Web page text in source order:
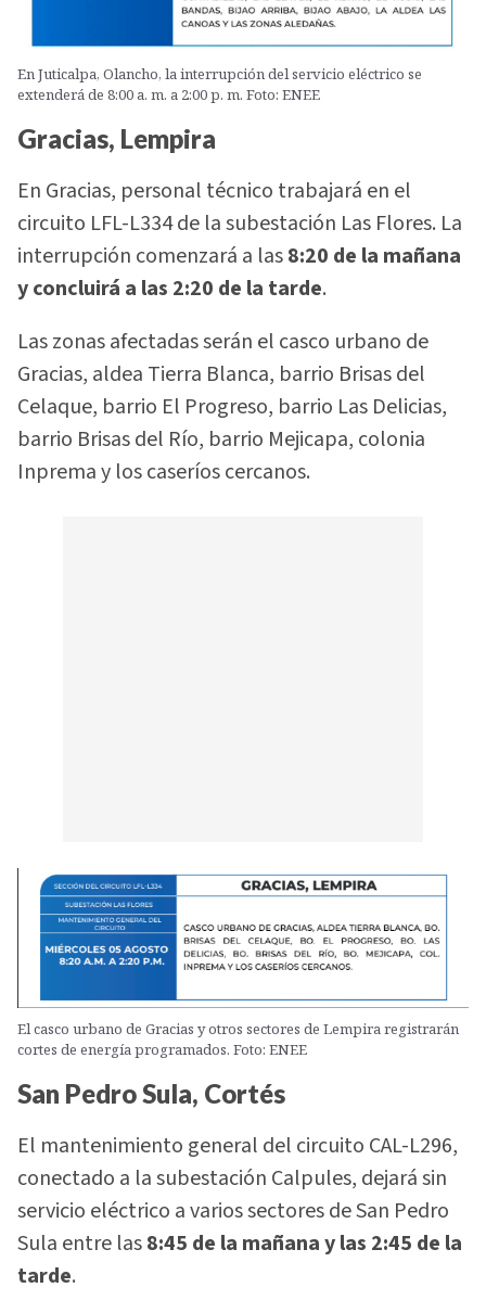
En Juticalpa, Olancho, la interrupción del servicio eléctrico se
extenderá de 8:00 a. m. a 2:00 p. m. Foto: ENEE
Gracias, Lempira
En Gracias, personal técnico trabajará en el
circuito LFL-L334 de la subestación Las Flores. La
interrupción comenzará a las8:20 de la mañana
y concluirá a las 2:20 de la tarde.
Las zonas afectadas serán el casco urbano de
Gracias, aldea Tierra Blanca, barrio Brisas del
Celaque, barrio El Progreso, barrio Las Delicias,
barrio Brisas del Río, barrio Mejicapa, colonia
Inprema y los caseríos cercanos.
El casco urbano de Gracias y otros sectores de Lempira registrarán
cortes de energía programados. Foto: ENEE
San Pedro Sula, Cortés
El mantenimiento general del circuito CAL-L296,
conectado a la subestación Calpules, dejará sin
servicio eléctrico a varios sectores de San Pedro
Sula entre las8:45 de la mañana y las 2:45 de la
tarde.